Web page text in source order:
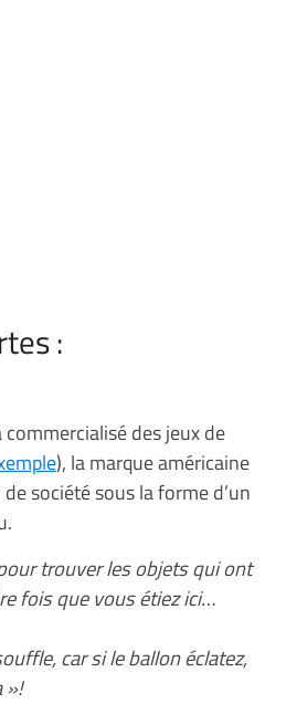
:
des jeux de
), la marque américaine
société sous la forme d’un
trouver les objets qui ont
fois que vous étiez ici…
car si le ballon éclatez,
»!